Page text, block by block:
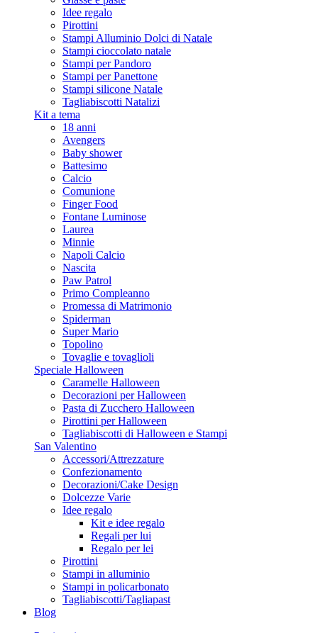
Idee regalo
Pirottini
Stampi Alluminio Dolci di Natale
Stampi cioccolato natale
Stampi per Pandoro
Stampi per Panettone
Stampi silicone Natale
Tagliabiscotti Natalizi
Kit a tema
18 anni
Avengers
Baby shower
Battesimo
Calcio
Comunione
Finger Food
Fontane Luminose
Laurea
Minnie
Napoli Calcio
Nascita
Paw Patrol
Primo Compleanno
Promessa di Matrimonio
Spiderman
Super Mario
Topolino
Tovaglie e tovaglioli
Speciale Halloween
Caramelle Halloween
Decorazioni per Halloween
Pasta di Zucchero Halloween
Pirottini per Halloween
Tagliabiscotti di Halloween e Stampi
San Valentino
Accessori/Attrezzature
Confezionamento
Decorazioni/Cake Design
Dolcezze Varie
Idee regalo
Kit e idee regalo
Regali per lui
Regalo per lei
Pirottini
Stampi in alluminio
Stampi in policarbonato
Tagliabiscotti/Tagliapast
Blog